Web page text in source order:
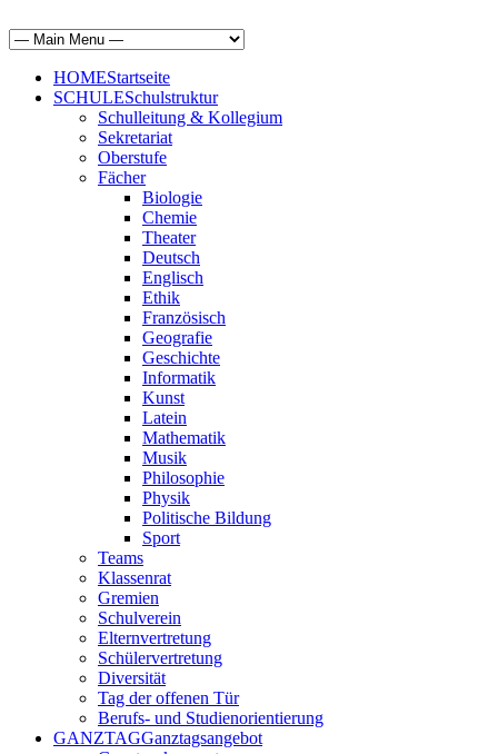
HOMEStartseite
SCHULESchulstruktur
Schulleitung & Kollegium
Sekretariat
Oberstufe
Fächer
Biologie
Chemie
Theater
Deutsch
Englisch
Ethik
Französisch
Geografie
Geschichte
Informatik
Kunst
Latein
Mathematik
Musik
Philosophie
Physik
Politische Bildung
Sport
Teams
Klassenrat
Gremien
Schulverein
Elternvertretung
Schülervertretung
Diversität
Tag der offenen Tür
Berufs- und Studienorientierung
GANZTAGGanztagsangebot